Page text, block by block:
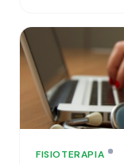
FISIOTERAPIA